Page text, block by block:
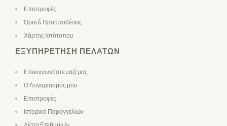
Επιστροφές
Όροι & Προϋποθέσεις
Χάρτης Ιστότοπου
ΕΞΥΠΗΡΈΤΗΣΗ ΠΕΛΑΤΏΝ
Επικοινωνήστε μαζί μας
Ο Λογαριασμός μου
Επιστροφές
Ιστορικό Παραγγελιών